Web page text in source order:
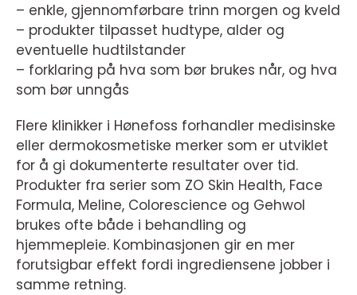
– enkle, gjennomførbare trinn morgen og kveld
– produkter tilpasset hudtype, alder og
eventuelle hudtilstander
– forklaring på hva som bør brukes når, og hva
som bør unngås
Flere klinikker i Hønefoss forhandler medisinske
eller dermokosmetiske merker som er utviklet
for å gi dokumenterte resultater over tid.
Produkter fra serier som ZO Skin Health, Face
Formula, Meline, Colorescience og Gehwol
brukes ofte både i behandling og
hjemmepleie. Kombinasjonen gir en mer
forutsigbar effekt fordi ingrediensene jobber i
samme retning.